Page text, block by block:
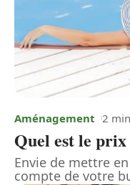
Aménagement 2
Quel est le prix
Envie de mettre
compte de votre